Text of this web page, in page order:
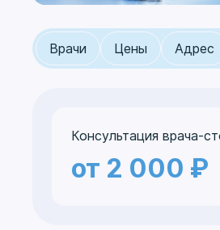
Врачи Цены Адрес
Консультация врача-
от 2 000 ₽